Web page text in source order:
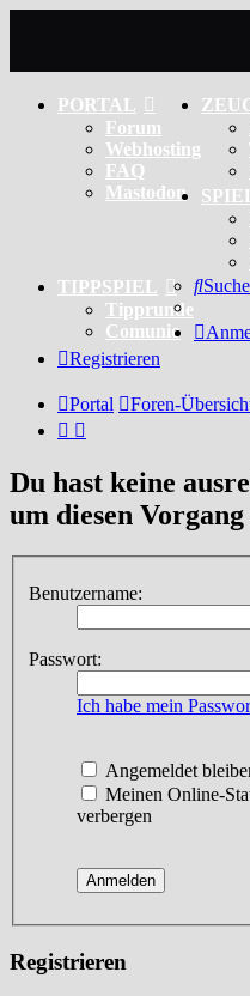
PORTAL
Forum
Webhosting
FAQ
Mastodon
TIPPSPIEL
Tipprunde
Comunio
Suche
Registrieren
Portal Foren-
Du hast keine
um diesen
Benutzername:
Passwort:
Ich habe mein
Angemeldet
Meinen Online-
verbergen
Registrieren